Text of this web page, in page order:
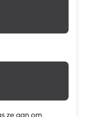
ze aan om